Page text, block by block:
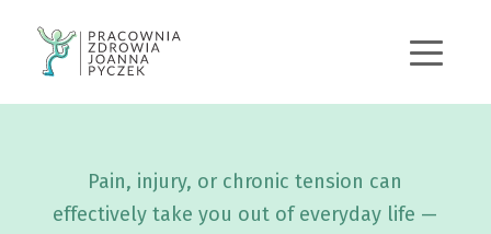
Pain, injury, or chronic tension can
effectively take you out of everyday life —